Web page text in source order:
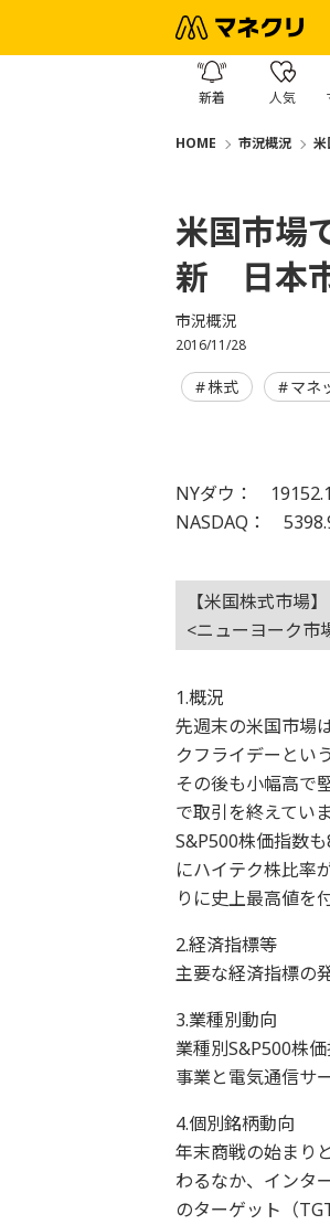
新着 人気
HOME 市況概況 米
米国市場
新 日本
市況概況
2016/11/28
株式 マネ
NYダウ：
NASDAQ：
【米国株式市場】
<ニューヨーク市
1.概況
先週末の米国市場
クフライデーとい
その後も小幅高で
で取引を終えてい
S&P500株価指数
にハイテク株比率
りに史上最高値を
2.経済指標等
主要な経済指標の
3.業種別動向
業種別S&P500株
事業と電気通信サ
4.個別銘柄動向
年末商戦の始まり
わるなか、インタ
のターゲット（